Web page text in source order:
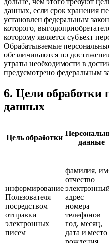
данных, если срок хранения
установлен федеральным
которого,
которому является субъект
Обрабатываемые
обезличиваются по
утраты необходимости в
предусмотрено федеральным
6. Цели обработки
данных
Цель обработки
данные
информирование
Пользователя
посредством
отправки
электронных
писем
фамилия,
отчество
электронный
адрес
номера
телефонов
год, месяц,
дата и место
рождения